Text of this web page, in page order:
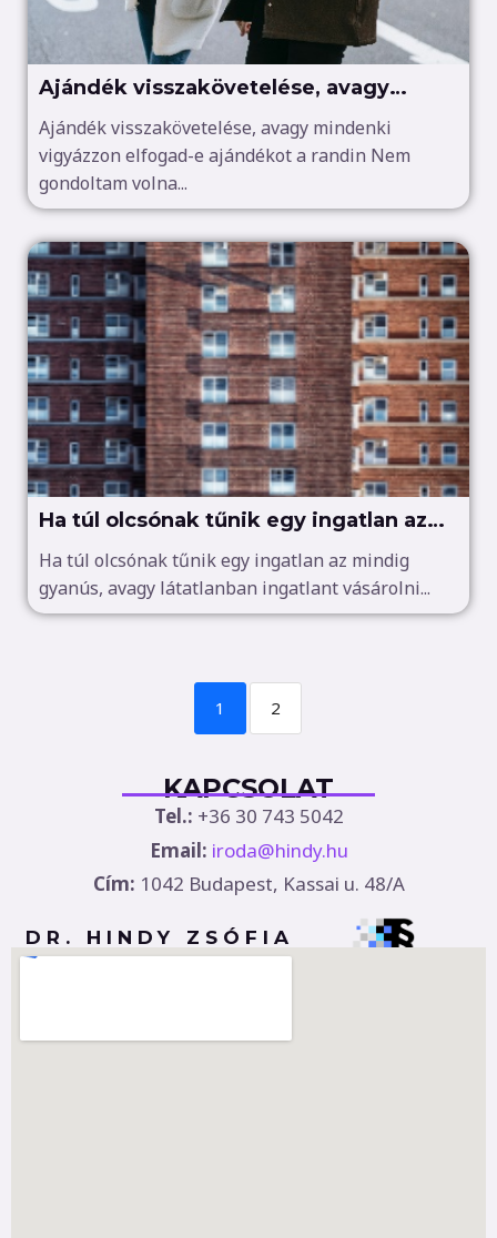
Ajándék visszakövetelése, avagy
mindenki vigyázzon elfogad-e
ajándékot a randin
Ajándék visszakövetelése, avagy mindenki
vigyázzon elfogad-e ajándékot a randin Nem
gondoltam volna...
Ha túl olcsónak tűnik egy ingatlan az
mindig gyanús, avagy látatlanban
ingatlant vásárolni hazárdjáték
Ha túl olcsónak tűnik egy ingatlan az mindig
gyanús, avagy látatlanban ingatlant vásárolni...
1 2
KAPCSOLAT
DR. HINDY ZSÓFIA
Tel.: +36 30 743 5042
Email: iroda@hindy.hu
Cím: 1042 Budapest, Kassai u. 48/A